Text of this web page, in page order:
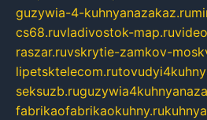
guzywia-4-kuhnyanazakaz.ru
cs68.ruvladivostok-map.ru
raszar.ruvskrytie-zamkov-
lipetsktelecom.ru
seksuzb.ru
fabrikaofabrikaokuhny.ru